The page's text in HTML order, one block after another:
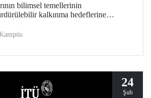
bilimsel temellerinin
kalkınma hedeflerine
açmaya hazırlanan Sıfır Atık Enstitüsü
24
Şub